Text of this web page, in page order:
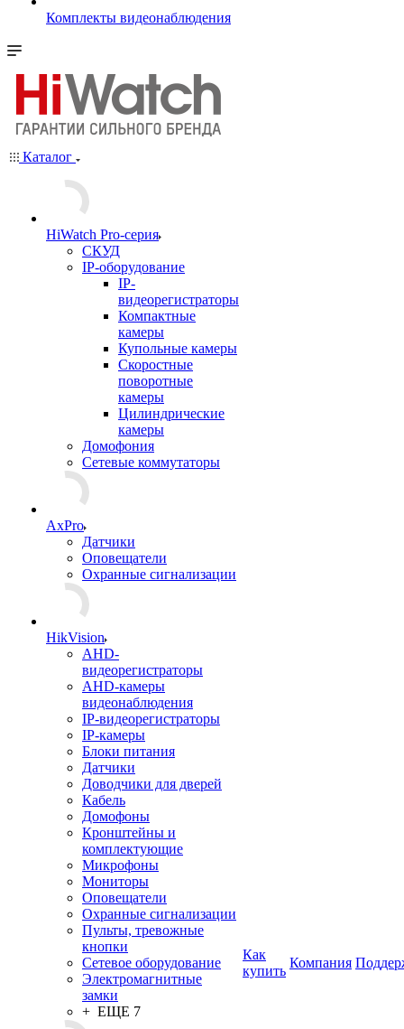
Комплекты видеонаблюдения
Каталог
HiWatch Pro-серия
CКУД
IP-оборудование
IP-
видеорегистраторы
Компактные
камеры
Купольные камеры
Скоростные
поворотные
камеры
Цилиндрические
камеры
Домофония
Сетевые коммутаторы
AxPro
Датчики
Оповещатели
Охранные сигнализации
HikVision
AHD-
видеорегистраторы
AHD-камеры
видеонаблюдения
IP-видеорегистраторы
IP-камеры
Блоки питания
Датчики
Доводчики для дверей
Кабель
Домофоны
Кронштейны и
комплектующие
Микрофоны
Мониторы
Оповещатели
Охранные сигнализации
Пульты, тревожные
кнопки
Сетевое оборудование
Электромагнитные
замки
+ ЕЩЕ 7
Как
купить
Компания